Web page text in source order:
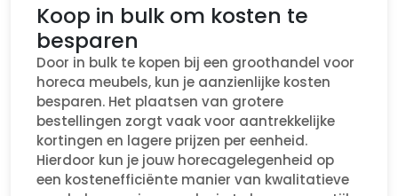
Koop in bulk om kosten te
besparen
Door in bulk te kopen bij een groothandel voor
horeca meubels, kun je aanzienlijke kosten
besparen. Het plaatsen van grotere
bestellingen zorgt vaak voor aantrekkelijke
kortingen en lagere prijzen per eenheid.
Hierdoor kun je jouw horecagelegenheid op
een kostenefficiënte manier van kwalitatieve